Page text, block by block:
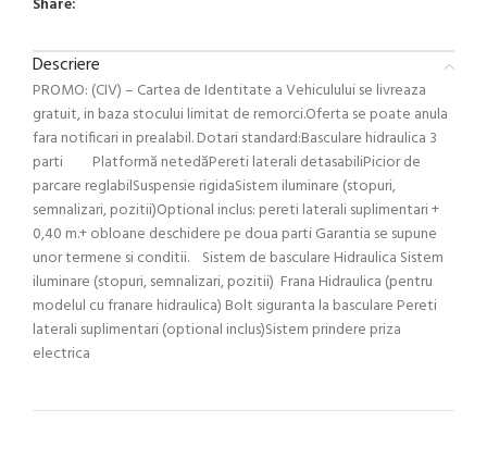
Descriere
PROMO: (CIV) – Cartea de Identitate a Vehiculului se livreaza
gratuit, in baza stocului limitat de remorci.Oferta se poate anula
fara notificari in prealabil. Dotari standard:Basculare hidraulica 3
parti Platformă netedăPereti laterali detasabiliPicior de
parcare reglabilSuspensie rigidaSistem iluminare (stopuri,
semnalizari, pozitii)Optional inclus: pereti laterali suplimentari +
0,40 m.+ obloane deschidere pe doua parti Garantia se supune
unor termene si conditii. Sistem de basculare Hidraulica Sistem
iluminare (stopuri, semnalizari, pozitii) Frana Hidraulica (pentru
modelul cu franare hidraulica) Bolt siguranta la basculare Pereti
laterali suplimentari (optional inclus)Sistem prindere priza
electrica